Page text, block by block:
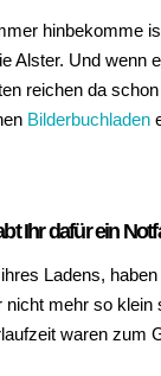
hinbekomme
Alster. Und wenn
reichen da
Bilderbuchladen
Ihr dafür ein
Ladens,
mehr so klein
waren zum